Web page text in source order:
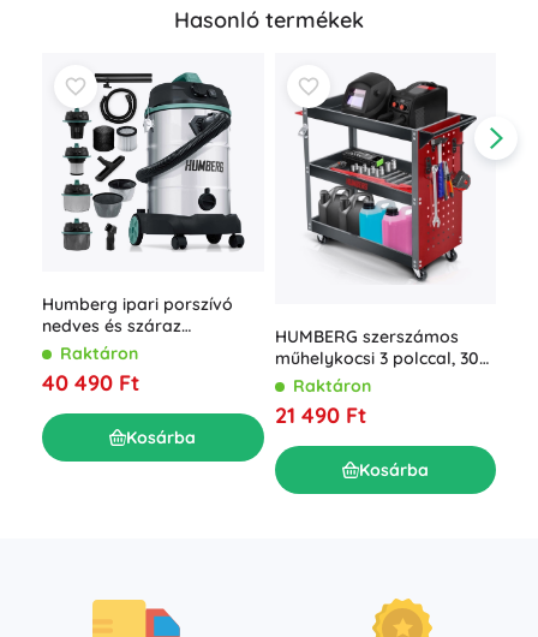
Hasonló termékek
Humberg ipari porszívó
nedves és száraz
porszívózáshoz, 30 l, 1600
Raktáron
40 490 Ft
Kosárba
HUMBERG szerszámos
műhelykocsi 3 polccal, 300
kgRaktáron
21 490 Ft
Kosárba